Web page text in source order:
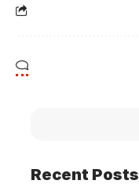
Recent Posts